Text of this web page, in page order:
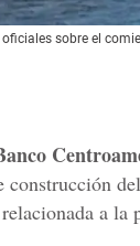
sobre el
construcción del
a